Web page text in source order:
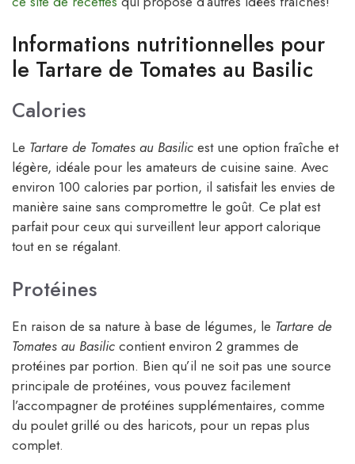
Informations nutritionnelles pour
le Tartare de Tomates au Basilic
Calories
Le Tartare de Tomates au Basilic est une option fraîche et
légère, idéale pour les amateurs de cuisine saine. Avec
environ 100 calories par portion, il satisfait les envies de
manière saine sans compromettre le goût. Ce plat est
parfait pour ceux qui surveillent leur apport calorique
tout en se régalant.
Protéines
En raison de sa nature à base de légumes, le Tartare de
Tomates au Basilic contient environ 2 grammes de
protéines par portion. Bien qu’il ne soit pas une source
principale de protéines, vous pouvez facilement
l’accompagner de protéines supplémentaires, comme
du poulet grillé ou des haricots, pour un repas plus
complet.